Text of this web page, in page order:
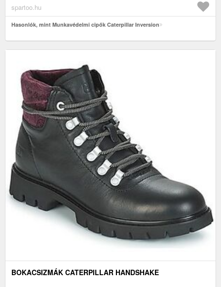
spartoo.hu
Hasonlók, mint Munkavédelmi cipők Caterpillar Inversion
BOKACSIZMÁK CATERPILLAR HANDSHAKE